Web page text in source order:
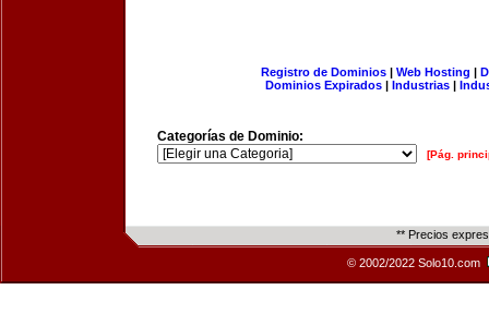
Registro de Dominios| Web Hosting |
Dominios Expirados | Industrias |
Categorías de Dominio:
[Pág.
** Precios
© 2002/2022 Solo10.com